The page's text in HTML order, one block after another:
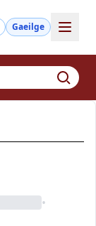
Gaeilge
•